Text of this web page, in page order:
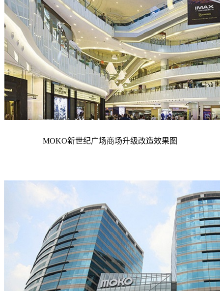
MOKO新世纪广场商场升级改造效果图